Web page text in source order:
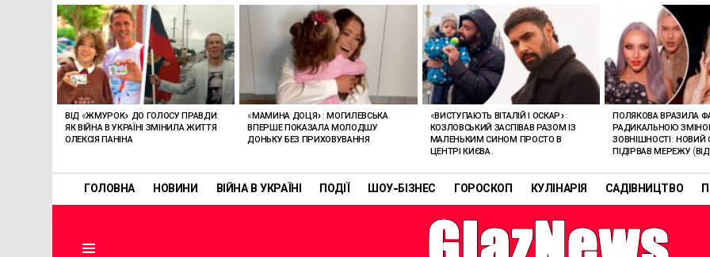
ГОЛОВНА НОВИНИ ВІЙНА В УКРАЇНІ ПОДІЇ ШОУ-БІЗНЕС ГОРОСКОП КУЛІНАРІЯ САДІВНИЦТВО
ОСТАННІ
СТАТТІ
ВІД «ЖМУРОК» ДО ГОЛОСУ ПРАВДИ:
ЯК ВІЙНА В УКРАЇНІ ЗМІНИЛА ЖИТТЯ
ОЛЕКСІЯ ПАНІНА
«МАМИНА ДОЦЯ»: МОГИЛЕВСЬКА
ВПЕРШЕ ПОКАЗАЛА МОЛОДШУ
ДОНЬКУ БЕЗ ПРИХОВУВАННЯ
«ВИСТУПАЮТЬ ВІТАЛІЙ І ОСКАР»:
КОЗЛОВСЬКИЙ ЗАСПІВАВ РАЗОМ ІЗ
МАЛЕНЬКИМ СИНОМ ПРОСТО В
ЦЕНТРІ КИЄВА.
ПОЛЯКОВА ВРАЗИЛА
РАДИКАЛЬНОЮ
ЗОВНІШНОСТІ: НОВИЙ
ПІДІРВАВ МЕРЕЖУ